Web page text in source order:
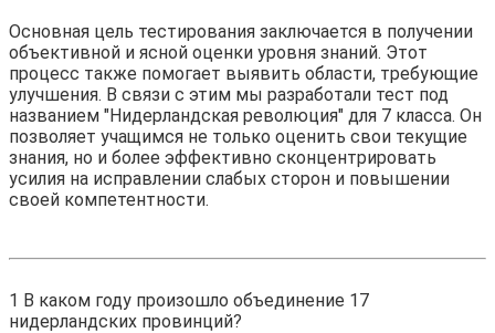
Основная цель тестирования заключается в получении
объективной и ясной оценки уровня знаний. Этот
процесс также помогает выявить области, требующие
улучшения. В связи с этим мы разработали тест под
названием "Нидерландская революция" для 7 класса. Он
позволяет учащимся не только оценить свои текущие
знания, но и более эффективно сконцентрировать
усилия на исправлении слабых сторон и повышении
своей компетентности.
1 В каком году произошло объединение 17
нидерландских провинций?